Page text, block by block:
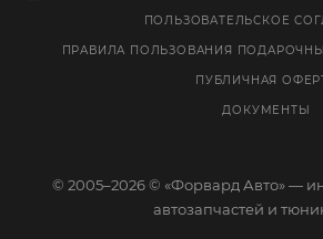
ПОЛЬЗОВАТЕЛЬСКОЕ
ПРАВИЛА ПОЛЬЗОВАНИЯ
ПУБЛИЧНАЯ
ДОКУМЕНТЫ
© 2005–2026 © «Форвард Авто» —
автозапчастей и